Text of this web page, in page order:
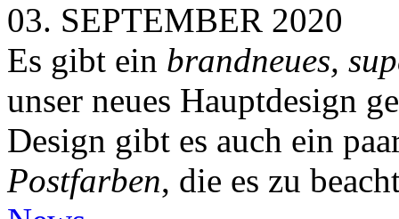
03. SEPTEMBER 2020
Es gibt ein brandneues,
unser neues Hauptdesign
Design gibt es auch ein
Postfarben, die es zu